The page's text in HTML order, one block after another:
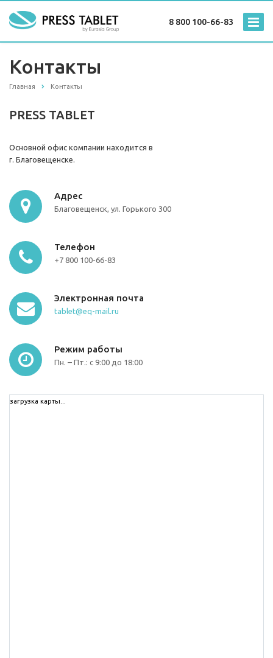
8 800 100-66-83
Контакты
Главная Контакты
PRESS TABLET
Основной офис компании находится в
г. Благовещенске.
Адрес
Благовещенск, ул. Горького 300
Телефон
+7 800 100-66-83
Электронная почта
tablet@eq-mail.ru
Режим работы
Пн. – Пт.: с 9:00 до 18:00
загрузка карты...